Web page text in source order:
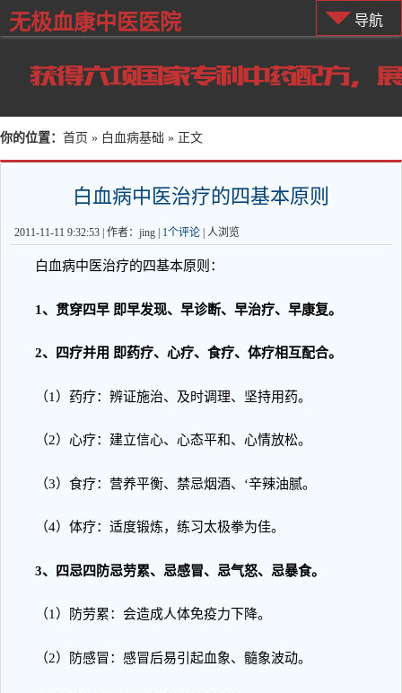
导航
无极血康中医医院
你的位置： 首页 » 白血病基础 » 正文
白血病中医治疗的四基本原则
2011-11-11 9:32:53 | 作者：jing | 1个评论 人浏览
白血病中医治疗的四基本原则：
1、贯穿四早 即早发现、早诊断、早治疗、早康复。
2、四疗并用 即药疗、心疗、食疗、体疗相互配合。
（1）药疗：辨证施治、及时调理、坚持用药。
（2）心疗：建立信心、心态平和、心情放松。
（3）食疗：营养平衡、禁忌烟酒、‘辛辣油腻。
（4）体疗：适度锻炼，练习太极拳为佳。
3、四忌四防忌劳累、忌感冒、忌气怒、忌暴食。
（1）防劳累：会造成人体免疫力下降。
（2）防感冒：感冒后易引起血象、髓象波动。